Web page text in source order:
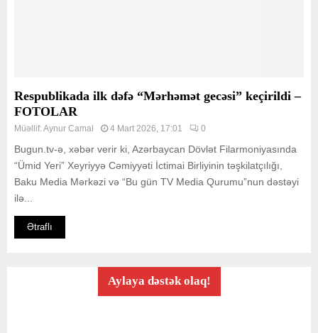
Respublikada ilk dəfə “Mərhəmət gecəsi” keçirildi –
FOTOLAR
Müəllif:Aynur Camal 4 Mart 2026, 17:01 0
Bugun.tv-ə, xəbər verir ki, Azərbaycan Dövlət Filarmoniyasında
“Ümid Yeri” Xeyriyyə Cəmiyyəti İctimai Birliyinin təşkilatçılığı,
Baku Media Mərkəzi və “Bu gün TV Media Qurumu”nun dəstəyi
ilə...
Ətraflı
Aylaya dəstək olaq!